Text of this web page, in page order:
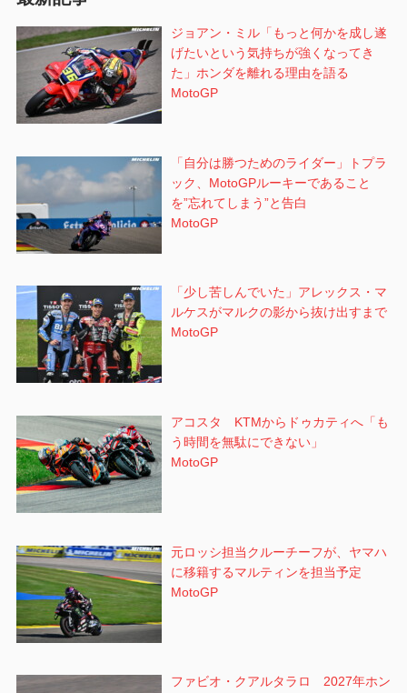
ン
ジョアン・ミル「もっと何かを成し遂
げたいという気持ちが強くなってき
た」ホンダを離れる理由を語る
MotoGP
「自分は勝つためのライダー」トプラ
ック、MotoGPルーキーであること
を”忘れてしまう”と告白
MotoGP
「少し苦しんでいた」アレックス・マ
ルケスがマルクの影から抜け出すまで
MotoGP
アコスタ KTMからドゥカティへ「も
う時間を無駄にできない」
MotoGP
元ロッシ担当クルーチーフが、ヤマハ
に移籍するマルティンを担当予定
MotoGP
ファビオ・クアルタラロ 2027年ホン